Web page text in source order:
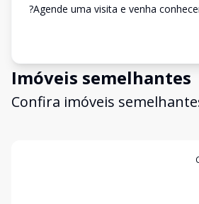
?Agende uma visita e venha
Imóveis semelhantes
Confira imóveis